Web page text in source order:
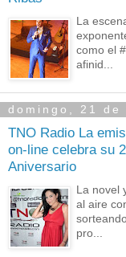
La
como el
afinid...
domingo, 21 de
TNO Radio La
on-line celebra su
Aniversario
La novel
al aire
pro...